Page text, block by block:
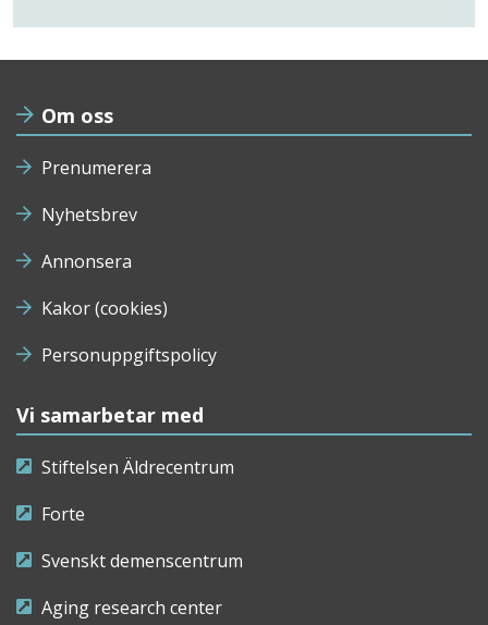
Om oss
Prenumerera
Nyhetsbrev
Annonsera
Kakor (cookies)
Personuppgiftspolicy
Vi samarbetar med
Stiftelsen Äldrecentrum
Forte
Svenskt demenscentrum
Aging research center